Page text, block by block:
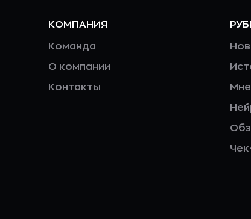
КОМПАНИЯ
Команда
О компании
Контакты